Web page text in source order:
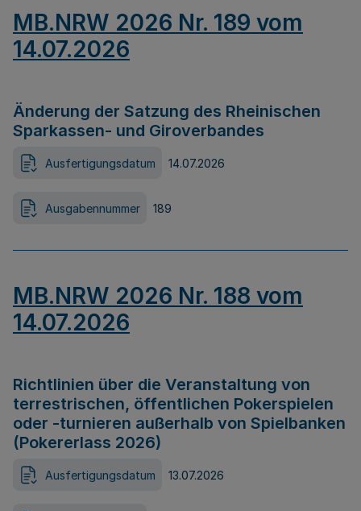
MB.NRW 2026 Nr. 189 vom
14.07.2026
Änderung der Satzung des Rheinischen
Sparkassen- und Giroverbandes
Ausfertigungsdatum 14.07.2026
Ausgabennummer 189
MB.NRW 2026 Nr. 188 vom
14.07.2026
Richtlinien über die Veranstaltung von
terrestrischen, öffentlichen Pokerspielen
oder -turnieren außerhalb von Spielbanken
(Pokererlass 2026)
Ausfertigungsdatum 13.07.2026